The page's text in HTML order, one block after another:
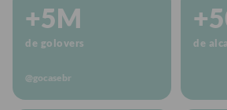
+5M
de golovers
@gocasebr
de